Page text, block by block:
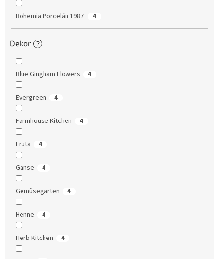
Bohemia Porcelán 1987 4
Dekor ?
Blue Gingham Flowers 4
Evergreen 4
Farmhouse Kitchen 4
Fruta 4
Gänse 4
Gemüsegarten 4
Henne 4
Herb Kitchen 4